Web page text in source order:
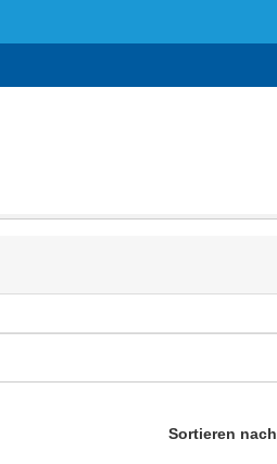
Sortieren nach